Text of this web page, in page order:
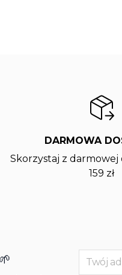
DARMOWA
Skorzystaj z darmowej
159 zł